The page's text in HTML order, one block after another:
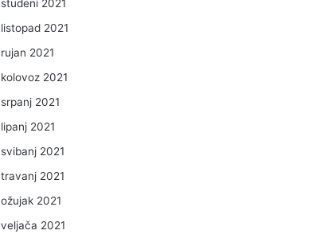
studeni 2021
listopad 2021
rujan 2021
kolovoz 2021
srpanj 2021
lipanj 2021
svibanj 2021
travanj 2021
ožujak 2021
veljača 2021